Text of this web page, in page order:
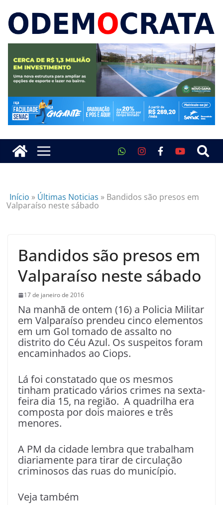
Início » Últimas Noticias » Bandidos são presos em
Valparaíso neste sábado
Bandidos são presos em
Valparaíso neste sábado
17 de janeiro de 2016
Na manhã de ontem (16) a Policia Militar
em Valparaíso prendeu cinco elementos
em um Gol tomado de assalto no
distrito do Céu Azul. Os suspeitos foram
encaminhados ao Ciops.
Lá foi constatado que os mesmos
tinham praticado vários crimes na sexta-
feira dia 15, na região. A quadrilha era
composta por dois maiores e três
menores.
A PM da cidade lembra que trabalham
diariamente para tirar de circulação
criminosos das ruas do município.
Veja também